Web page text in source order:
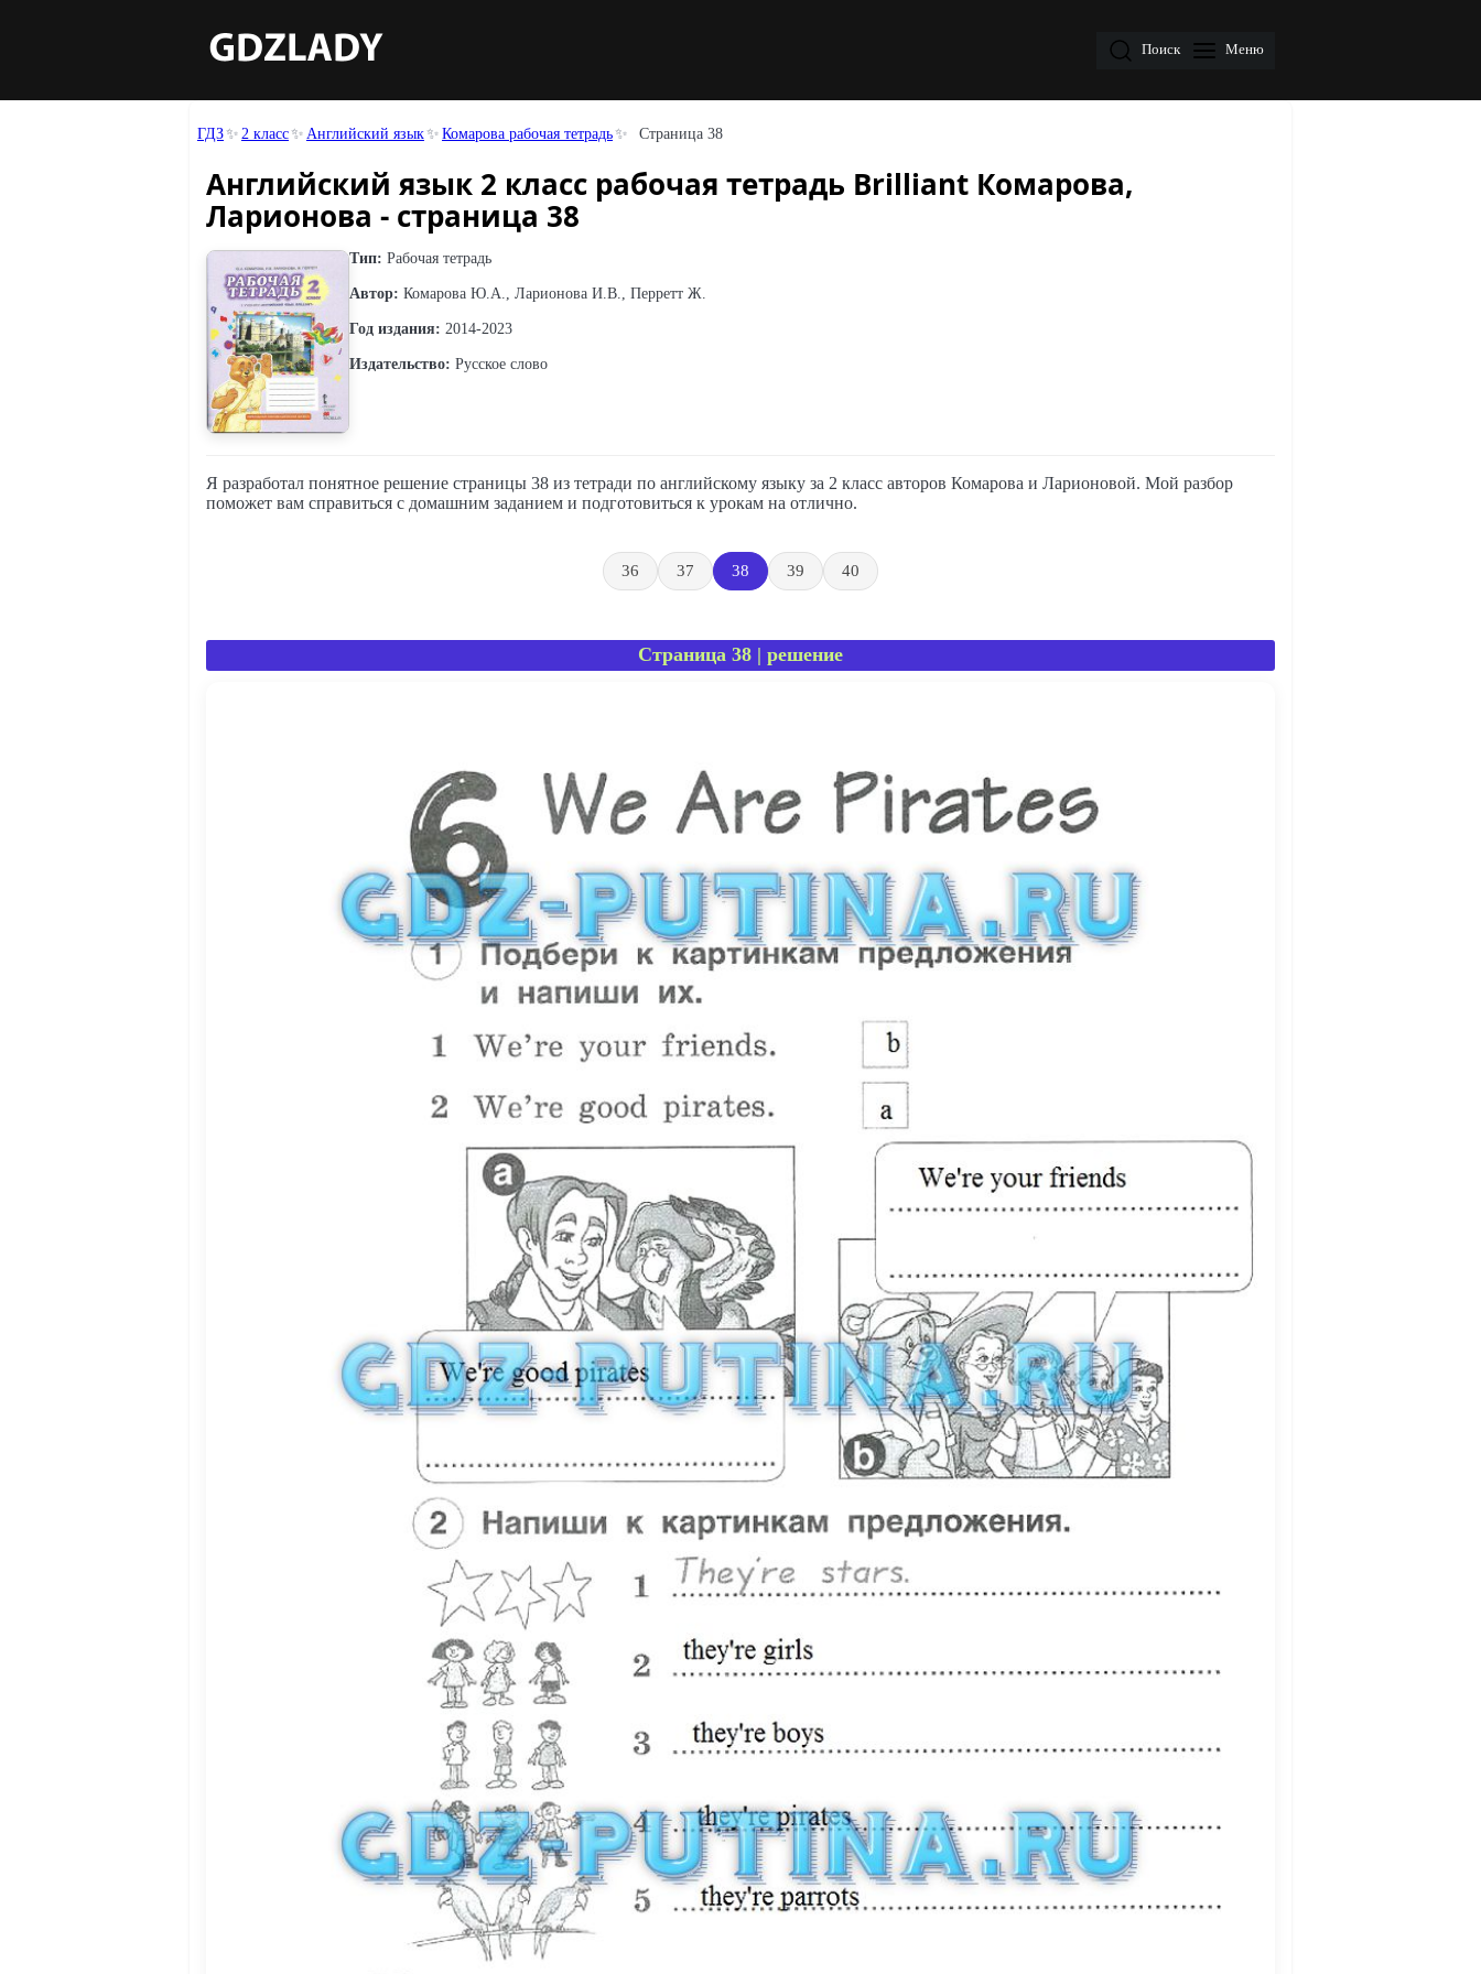
Поиск Меню
ГДЗ 2 класс Английский язык Комарова рабочая тетрадь Страница 38
Английский язык 2 класс рабочая тетрадь Brilliant Комарова,
Ларионова - страница 38
Тип: Рабочая тетрадь
Автор: Комарова Ю.А., Ларионова И.В., Перретт Ж.
Год издания: 2014-2023
Издательство: Русское слово
Я разработал понятное решение страницы 38 из тетради по английскому языку за 2 класс авторов Комарова и Ларионовой. Мой разбор
поможет вам справиться с домашним заданием и подготовиться к урокам на отлично.
36 37 38 39 40
Страница 38 | решение